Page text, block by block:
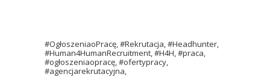
#OgłoszeniaoPracę, #Rekrutacja, #Headhunter,
#Human4HumanRecruitment, #H4H, #praca,
#ogłoszeniaopracę, #ofertypracy,
#agencjarekrutacyjna,